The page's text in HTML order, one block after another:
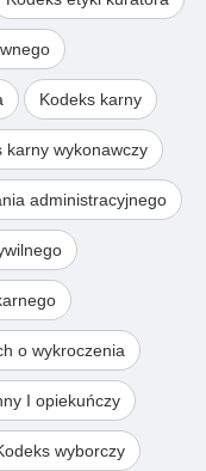
Kodeks karny
karny wykonawczy
administracyjnego
o wykroczenia
I opiekuńczy
wyborczy